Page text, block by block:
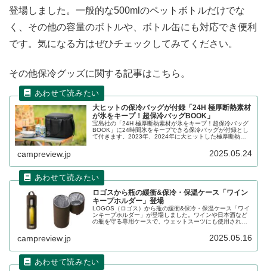
登場しました。一般的な500mlのペットボトルだけでな
く、その他の容量のボトルや、ボトル缶にも対応でき便利
です。気になる方はぜひチェックしてみてください。
その他保冷グッズに関する記事はこちら。
大ヒットの保冷バッグが付録「24H 極厚断熱素材
が氷をキープ！超保冷バッグBOOK」
宝島社の「24H 極厚断熱素材が氷をキープ！超保冷バッグ
BOOK」に24時間氷をキープできる保冷バッグが付録とし
て付きます。2023年、2024年に大ヒットした極厚断熱材
campreview.jp 2025.05.24
ロゴスから瓶の緩衝&保冷・保温ケース「ワイン
キープホルダー」登場
LOGOS（ロゴス）から瓶の緩衝&保冷・保温ケース「ワイ
ンキープホルダー」が登場しました。ワインや日本酒など
の瓶を守る専用ケースで、ウェットスーツにも使用される
だけでなく、高いクッション性でボトルをしっかり保護し
campreview.jp 2025.05.16